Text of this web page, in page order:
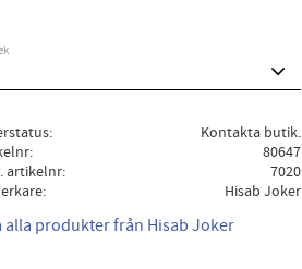
Kontakta butik.
80647
artikelnr
7020
Hisab Joker
alla produkter från Hisab Joker